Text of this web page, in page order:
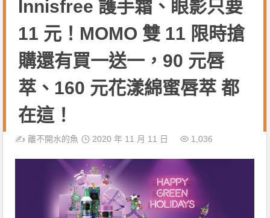
Innisfree 護手霜、眼影只要
11 元！MOMO 雙 11 限時搶
購還有買一送一，90 元唇
萃、160 元花漾綿蜜唇萃 都
在這！
✍️離不開水的魚 2020 年 11 月 11 日 1,036